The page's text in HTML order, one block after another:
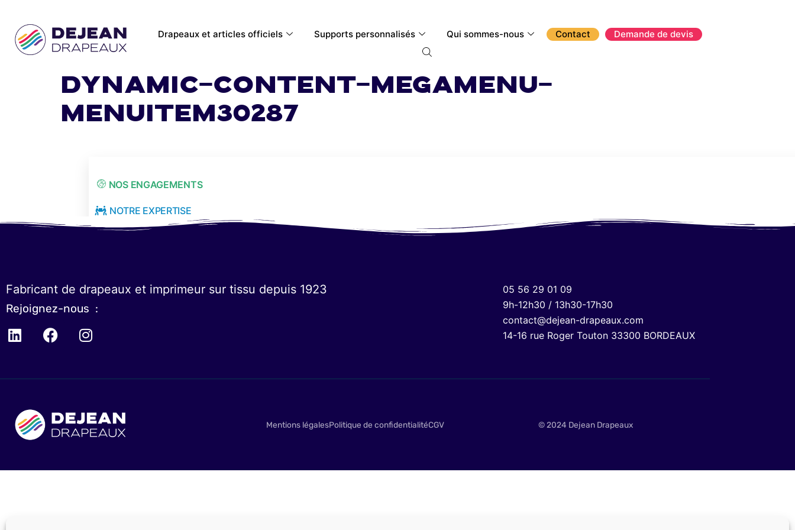
Drapeaux et articles officiels Supports personnalisés Qui sommes-nous Contact Demande de devis
dynamic-content-megamenu-
menuitem30287
NOS ENGAGEMENTS
NOTRE EXPERTISE
Fabricant de drapeaux et imprimeur sur tissu depuis 1923
Rejoignez-nous :
05 56 29 01 09
9h-12h30 / 13h30-17h30
contact@dejean-drapeaux.com
14-16 rue Roger Touton 33300 BORDEAUX
Mentions légalesPolitique de confidentialitéCGV © 2024 Dejean Drapeaux